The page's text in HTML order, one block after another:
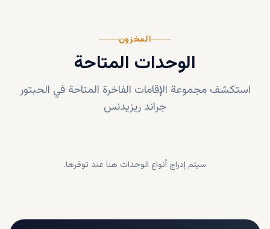
المخزون
الوحدات المتاحة
استكشف مجموعة الإقامات الفاخرة المتاحة في الحبتور
جراند ريزيدنس
سيتم إدراج أنواع الوحدات هنا عند توفرها.